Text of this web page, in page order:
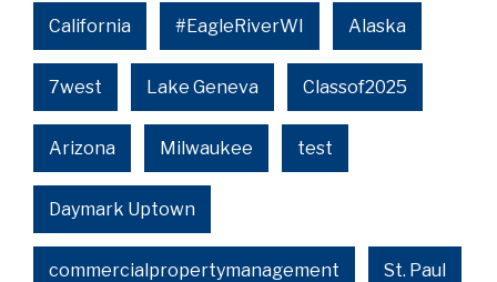
California #EagleRiverWI Alaska
7west Lake Geneva Classof2025
Arizona Milwaukee test
Daymark Uptown
commercialpropertymanagement St. Paul